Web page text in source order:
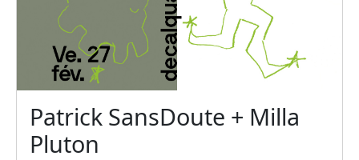
Patrick SansDoute + Milla
Pluton